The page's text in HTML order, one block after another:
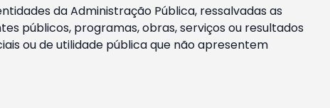
da Administração Pública, ressalvadas as
públicos, programas, obras, serviços ou resultados
ou de utilidade pública que não apresentem